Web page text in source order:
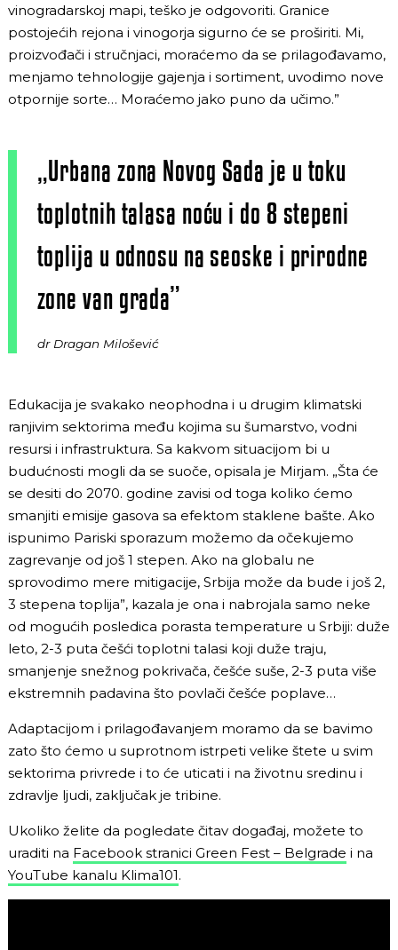
vinogradarskoj mapi, teško je odgovoriti. Granice
postojećih rejona i vinogorja sigurno će se proširiti. Mi,
proizvođači i stručnjaci, moraćemo da se prilagođavamo,
menjamo tehnologije gajenja i sortiment, uvodimo nove
otpornije sorte… Moraćemo jako puno da učimo.”
„Urbana zona Novog Sada je u toku
toplotnih talasa noću i do 8 stepeni
toplija u odnosu na seoske i prirodne
zone van grada”
dr Dragan Milošević
Edukacija je svakako neophodna i u drugim klimatski
ranjivim sektorima među kojima su šumarstvo, vodni
resursi i infrastruktura. Sa kakvom situacijom bi u
budućnosti mogli da se suoče, opisala je Mirjam. „Šta će
se desiti do 2070. godine zavisi od toga koliko ćemo
smanjiti emisije gasova sa efektom staklene bašte. Ako
ispunimo Pariski sporazum možemo da očekujemo
zagrevanje od još 1 stepen. Ako na globalu ne
sprovodimo mere mitigacije, Srbija može da bude i još 2,
3 stepena toplija”, kazala je ona i nabrojala samo neke
od mogućih posledica porasta temperature u Srbiji: duže
leto, 2-3 puta češći toplotni talasi koji duže traju,
smanjenje snežnog pokrivača, češće suše, 2-3 puta više
ekstremnih padavina što povlači češće poplave…
Adaptacijom i prilagođavanjem moramo da se bavimo
zato što ćemo u suprotnom istrpeti velike štete u svim
sektorima privrede i to će uticati i na životnu sredinu i
zdravlje ljudi, zaključak je tribine.
Ukoliko želite da pogledate čitav događaj, možete to
uraditi na Facebook stranici Green Fest – Belgrade i na
YouTube kanalu Klima101.